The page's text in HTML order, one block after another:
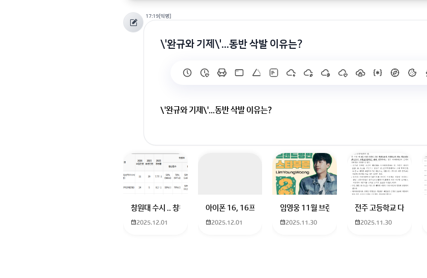
17:19[익명]
\'완규와 기제\'...동반 삭발 이유는?
\'완규와 기제\'...동반 삭발 이유는?
창원대 수시 .. 창원대를 목표로 하고 있는 09년생입니다 지금 제 내신이 5등급제 기준으로
2025.12.01
아이폰 16, 16프로 케이스 호환 가능한가요? 16을 쓰고 있는데 일반형은
2025.12.01
임영웅 11월 브랜드평판 순위 알고싶어요 임영웅
2025.11.30
전주 고등학교 다자녀
2025.11.30